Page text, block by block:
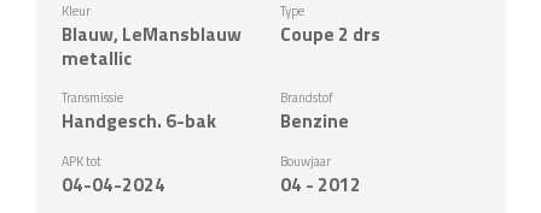
Kleur
Blauw, LeMansblauw
metallic
Type
Coupe 2 drs
Transmissie
Handgesch. 6-bak
Brandstof
Benzine
APK tot
04-04-2024
Bouwjaar
04 - 2012